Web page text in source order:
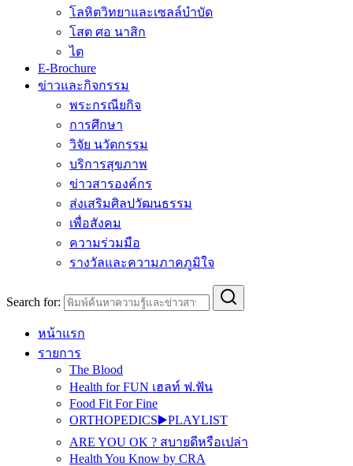
โลหิตวิทยาและเซลล์บำบัด
โสต ศอ นาสิก
ไต
E-Brochure
ข่าวและกิจกรรม
พระกรณียกิจ
การศึกษา
วิจัย นวัตกรรม
บริการสุขภาพ
ข่าวสารองค์กร
ส่งเสริมศิลปวัฒนธรรม
เพื่อสังคม
ความร่วมมือ
รางวัลและความภาคภูมิใจ
Search for:
หน้าแรก
รายการ
The Blood
Health for FUN เฮลท์ ฟ.ฟัน
Food Fit For Fine
ORTHOPEDICS▶️PLAYLIST
ARE YOU OK ? สบายดีหรือเปล่า
Health You Know by CRA